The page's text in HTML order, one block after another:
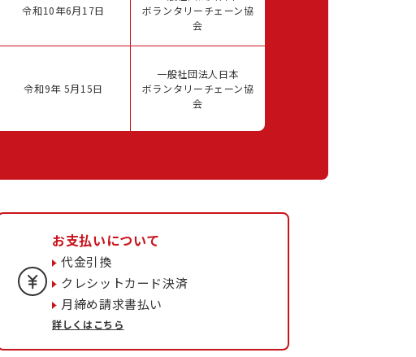
令和10年6月17日
ボランタリーチェーン協
会
令和9年 5月15日
一般社団法人日本
ボランタリーチェーン協
会
お支払いについて
代金引換
クレシットカード決済
月締め請求書払い
詳しくはこちら